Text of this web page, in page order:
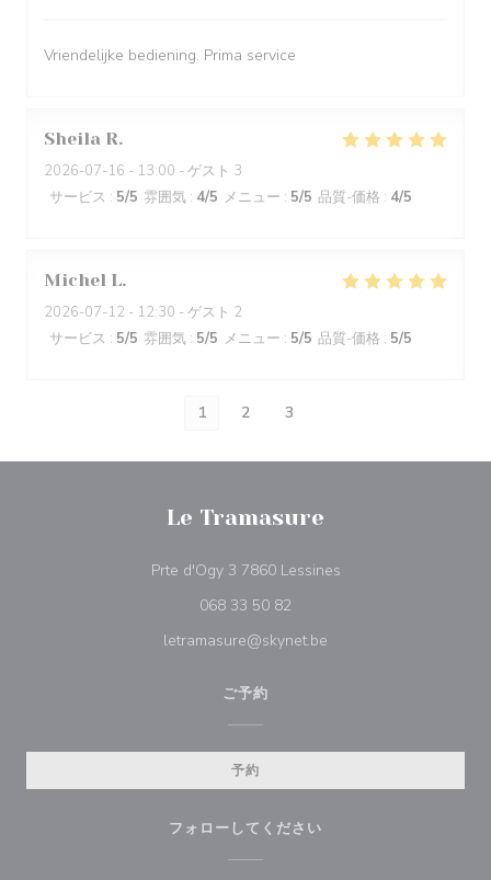
Vriendelijke bediening. Prima service
Sheila R
2026-07-16 - 13:00 - ゲスト 3
サービス : 5/5 雰囲気 : 4/5 メニュー : 5/5 品質-価格 : 4/5
Michel L
2026-07-12 - 12:30 - ゲスト 2
サービス : 5/5 雰囲気 : 5/5 メニュー : 5/5 品質-価格 : 5/5
1 2 3
Le Tramasure
Prte d'Ogy 3 7860 Lessines((新しいウィンドウで
068 33 50 82
letramasure@skynet.be
ご予約
予約
フォローしてください